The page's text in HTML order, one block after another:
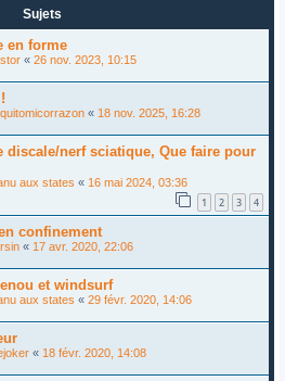
Sujets
en forme
« 26 nov. 2023, 10:15
« 18 nov. 2025, 16:28
discale/nerf sciatique, Que faire pour
aux states « 16 mai 2024, 03:36
1 2 3 4
confinement
« 17 avr. 2020, 22:06
et windsurf
aux states « 29 févr. 2020, 14:06
« 18 févr. 2020, 14:08